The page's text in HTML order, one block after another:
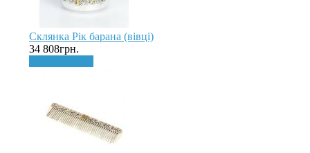
Склянка Рік барана (вівці)
34 808грн.